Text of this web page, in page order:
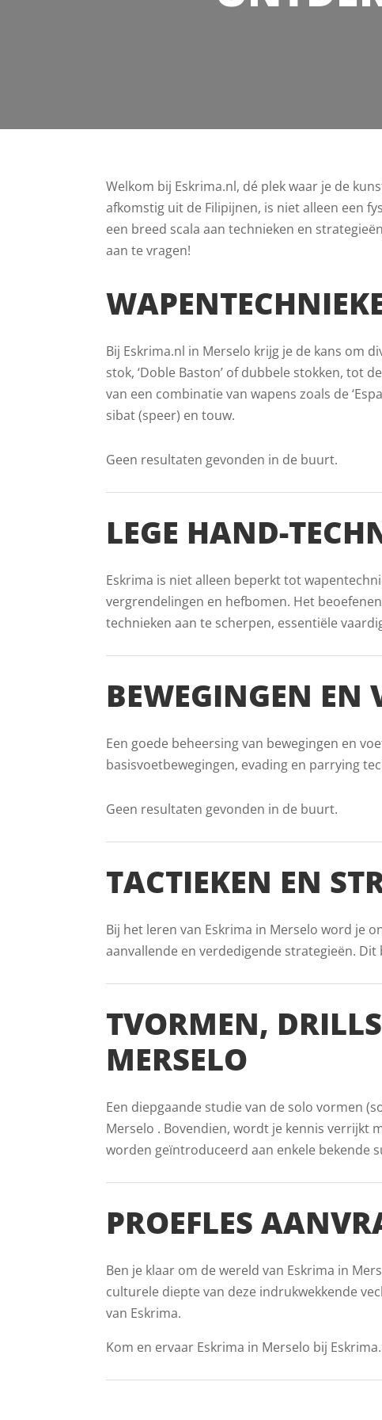
Welkom bij Eskrima.nl, dé plek waar je de
afkomstig uit de Filipijnen, is niet alleen een
een breed scala aan technieken en
aan te vragen!
Bij Eskrima.nl in Merselo krijg je de kans om
stok, ‘Doble Baston’ of dubbele stokken, tot
van een combinatie van wapens zoals de
sibat (speer) en touw.
Geen resultaten gevonden in de buurt.
LEGE HAND-
Eskrima is niet alleen beperkt tot
vergrendelingen en hefbomen. Het
technieken aan te scherpen, essentiële
BEWEGINGEN EN
Een goede beheersing van bewegingen en
basisvoetbewegingen, evading en parrying
Geen resultaten gevonden in de buurt.
TACTIEKEN EN
Bij het leren van Eskrima in Merselo word je
aanvallende en verdedigende strategieën.
TVORMEN,
MERSELO
Een diepgaande studie van de solo vormen
Merselo . Bovendien, wordt je kennis verrijkt
worden geïntroduceerd aan enkele bekende
PROEFLES
Ben je klaar om de wereld van Eskrima in
culturele diepte van deze indrukwekkende
van Eskrima.
Kom en ervaar Eskrima in Merselo bij